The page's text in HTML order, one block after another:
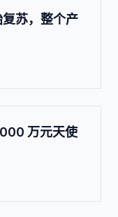
苏，整个产
万元天使